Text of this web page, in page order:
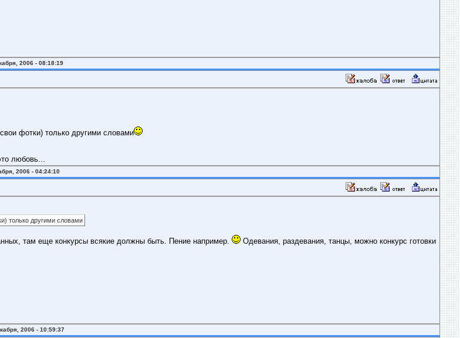
2006 - 08:18:19
фотки) только другими словами
любовь...
2006 - 04:24:10
только другими словами
там еще конкурсы всякие должны быть. Пение например.
Одевания, раздевания, танцы, можно конкурс готовки
2006 - 10:59:37